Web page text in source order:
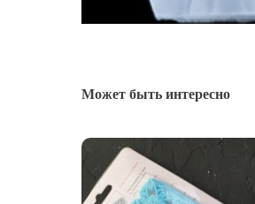
Может быть интересно